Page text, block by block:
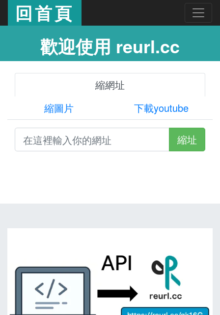
回首頁
歡迎使用 reurl.cc
縮網址
縮圖片
下載youtube
縮址